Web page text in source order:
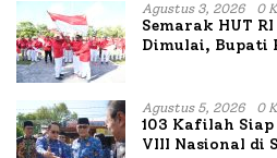
Agustus 3, 2026 0
Semarak HUT
Dimulai, Bupati
Agustus 5, 2026 0
103 Kafilah Siap
VIII Nasional di